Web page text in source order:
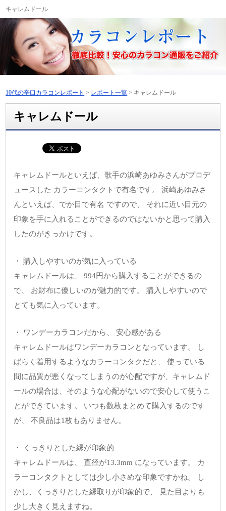
キャレムドール
10代の辛口カラコンレポート > レポート一覧 > キャレムドール
キャレムドール
キャレムドールといえば、歌手の浜崎あゆみさんがプロデ
ュースした カラーコンタクトで有名です。 浜崎あゆみさ
んといえば、でか目で有名 ですので、 それに近い目元の
印象を手に入れることができるのではないかと思って購入
したのがきっかけです。
・ 購入しやすいのが気に入っている
キャレムドールは、 994円から購入することができるの
で、 お財布に優しいのが魅力的です。 購入しやすいので
とても気に入っています。
・ ワンデーカラコンだから、 安心感がある
キャレムドールはワンデーカラコンとなっています。 し
ばらく着用するようなカラーコンタクだと、 使っている
間に品質が悪くなってしまうのが心配ですが、キャレムド
ールの場合は、そのような心配がないので安心して使うこ
とができています。 いつも数枚まとめて購入するのです
が、 不良品は1枚もありません。
・ くっきりとした縁が印象的
キャレムドールは、 直径が13.3mm になっています。 カ
ラーコンタクトとしては少し小さめな印象ですかね。 し
かし、くっきりとした縁取りが印象的で、 見た目よりも
少し大きく見えますね。